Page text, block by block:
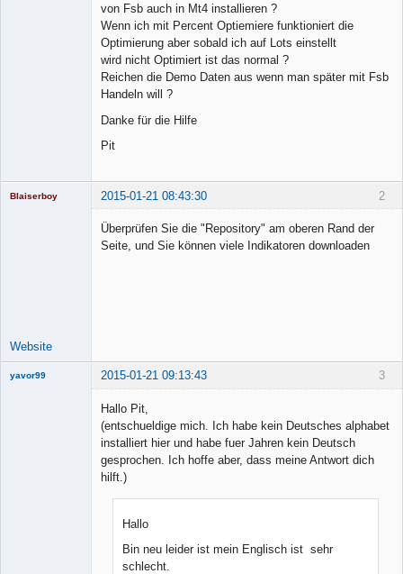
von Fsb auch in Mt4 installieren ?
Wenn ich mit Percent Optiemiere funktioniert die
Optimierung aber sobald ich auf Lots einstellt
wird nicht Optimiert ist das normal ?
Reichen die Demo Daten aus wenn man später mit Fsb
Handeln will ?
Danke für die Hilfe
Pit
2
Blaiserboy 2015-01-21 08:43:30
Überprüfen Sie die "Repository" am oberen Rand der
Seite, und Sie können viele Indikatoren downloaden
Website
3
yavor99 2015-01-21 09:13:43
Hallo Pit,
(entschueldige mich. Ich habe kein Deutsches alphabet
installiert hier und habe fuer Jahren kein Deutsch
gesprochen. Ich hoffe aber, dass meine Antwort dich
hilft.)
Hallo
Bin neu leider ist mein Englisch ist sehr
schlecht.